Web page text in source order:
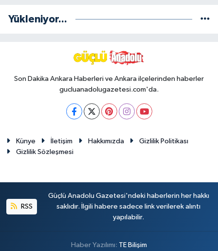
Yükleniyor...
Son Dakika Ankara Haberleri ve Ankara ilçelerinden haberler
gucluanadolugazetesi.com'da.
Künye İletişim Hakkımızda
Gizlilik Politikası
Gizlilik Sözleşmesi
RSS
Güçlü Anadolu Gazetesi'ndeki haberlerin her hakkı
saklıdır. İlgili habere sadece link verilerek alıntı
yapılabilir.
Haber Yazılımı: TE Bilişim